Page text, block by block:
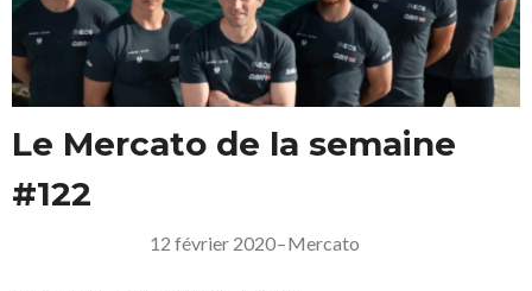
Le Mercato de la semaine
#122
12 février 2020–Mercato